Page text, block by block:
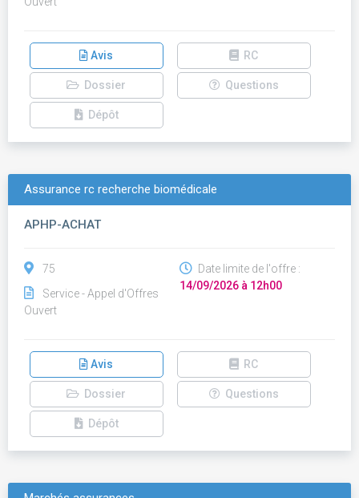
Avis RC
Dossier Questions
Dépôt
Assurance rc recherche biomédicale
APHP-ACHAT
75
Service - Appel d'Offres
Ouvert
Date limite de l'offre :
14/09/2026 à 12h00
Avis RC
Dossier Questions
Dépôt